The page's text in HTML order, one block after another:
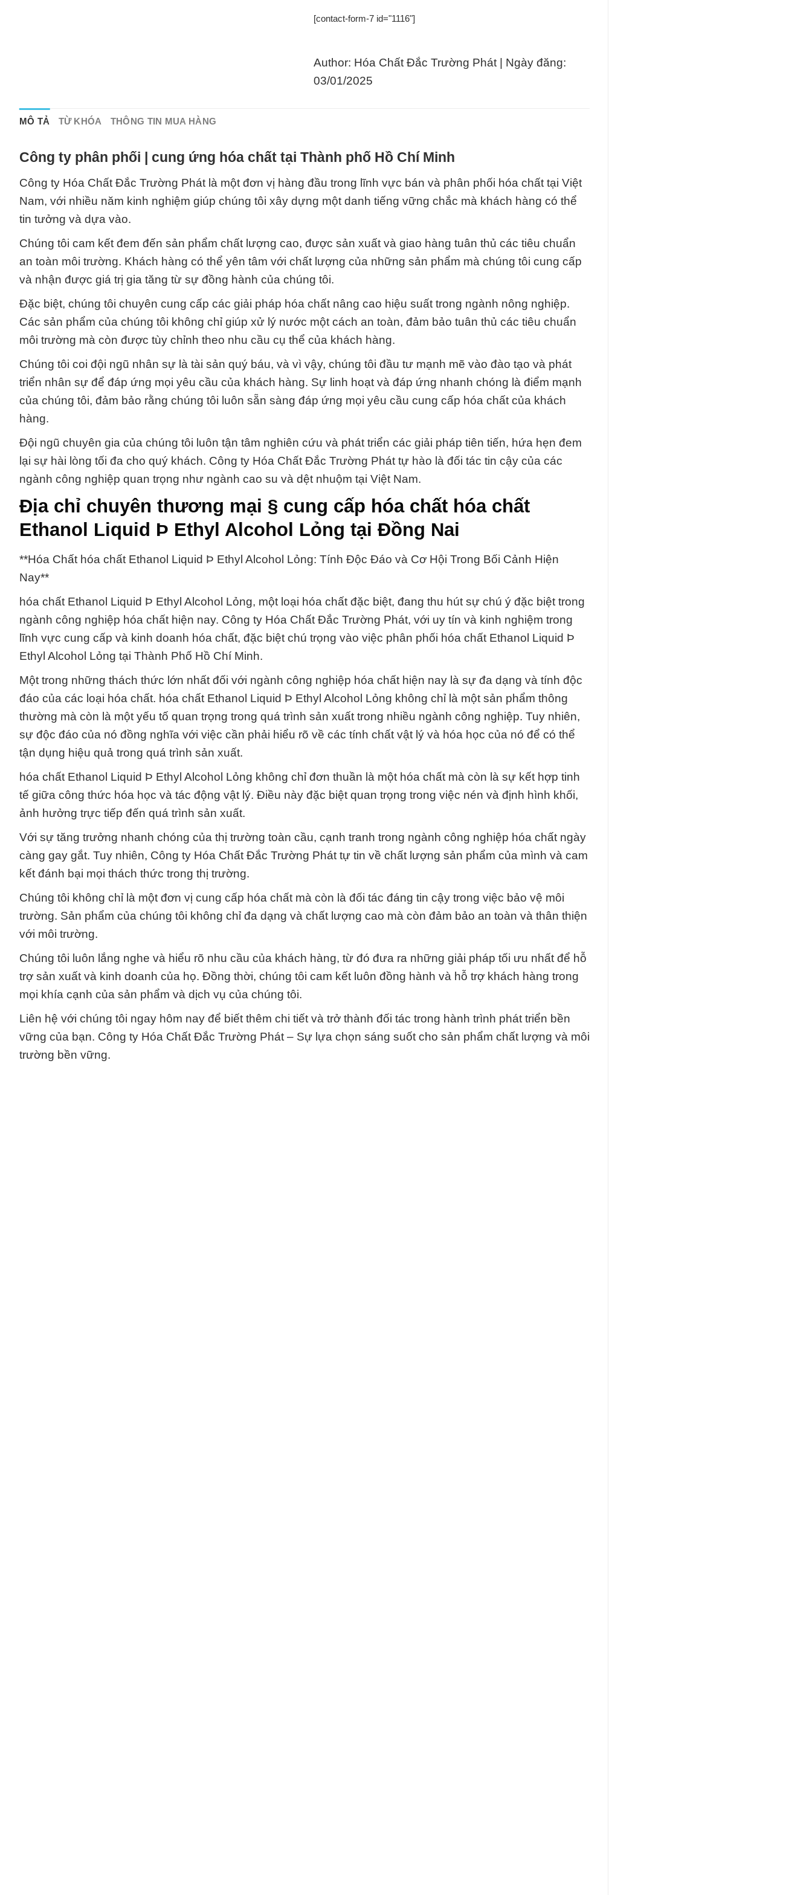
[contact-form-7 id="1116"]
Author: Hóa Chất Đắc Trường Phát | Ngày đăng:
03/01/2025
MÔ TẢ TỪ KHÓA THÔNG TIN MUA HÀNG
Công ty phân phối | cung ứng hóa chất tại Thành phố Hồ Chí Minh
Công ty Hóa Chất Đắc Trường Phát là một đơn vị hàng đầu trong lĩnh vực bán và phân phối hóa chất tại Việt
Nam, với nhiều năm kinh nghiệm giúp chúng tôi xây dựng một danh tiếng vững chắc mà khách hàng có thể
tin tưởng và dựa vào.
Chúng tôi cam kết đem đến sản phẩm chất lượng cao, được sản xuất và giao hàng tuân thủ các tiêu chuẩn
an toàn môi trường. Khách hàng có thể yên tâm với chất lượng của những sản phẩm mà chúng tôi cung cấp
và nhận được giá trị gia tăng từ sự đồng hành của chúng tôi.
Đặc biệt, chúng tôi chuyên cung cấp các giải pháp hóa chất nâng cao hiệu suất trong ngành nông nghiệp.
Các sản phẩm của chúng tôi không chỉ giúp xử lý nước một cách an toàn, đảm bảo tuân thủ các tiêu chuẩn
môi trường mà còn được tùy chỉnh theo nhu cầu cụ thể của khách hàng.
Chúng tôi coi đội ngũ nhân sự là tài sản quý báu, và vì vậy, chúng tôi đầu tư mạnh mẽ vào đào tạo và phát
triển nhân sự để đáp ứng mọi yêu cầu của khách hàng. Sự linh hoạt và đáp ứng nhanh chóng là điểm mạnh
của chúng tôi, đảm bảo rằng chúng tôi luôn sẵn sàng đáp ứng mọi yêu cầu cung cấp hóa chất của khách
hàng.
Đội ngũ chuyên gia của chúng tôi luôn tận tâm nghiên cứu và phát triển các giải pháp tiên tiến, hứa hẹn đem
lại sự hài lòng tối đa cho quý khách. Công ty Hóa Chất Đắc Trường Phát tự hào là đối tác tin cậy của các
ngành công nghiệp quan trọng như ngành cao su và dệt nhuộm tại Việt Nam.
Địa chỉ chuyên thương mại § cung cấp hóa chất hóa chất
Ethanol Liquid Þ Ethyl Alcohol Lỏng tại Đồng Nai
**Hóa Chất hóa chất Ethanol Liquid Þ Ethyl Alcohol Lỏng: Tính Độc Đáo và Cơ Hội Trong Bối Cảnh Hiện
Nay**
hóa chất Ethanol Liquid Þ Ethyl Alcohol Lỏng, một loại hóa chất đặc biệt, đang thu hút sự chú ý đặc biệt trong
ngành công nghiệp hóa chất hiện nay. Công ty Hóa Chất Đắc Trường Phát, với uy tín và kinh nghiệm trong
lĩnh vực cung cấp và kinh doanh hóa chất, đặc biệt chú trọng vào việc phân phối hóa chất Ethanol Liquid Þ
Ethyl Alcohol Lỏng tại Thành Phố Hồ Chí Minh.
Một trong những thách thức lớn nhất đối với ngành công nghiệp hóa chất hiện nay là sự đa dạng và tính độc
đáo của các loại hóa chất. hóa chất Ethanol Liquid Þ Ethyl Alcohol Lỏng không chỉ là một sản phẩm thông
thường mà còn là một yếu tố quan trọng trong quá trình sản xuất trong nhiều ngành công nghiệp. Tuy nhiên,
sự độc đáo của nó đồng nghĩa với việc cần phải hiểu rõ về các tính chất vật lý và hóa học của nó để có thể
tận dụng hiệu quả trong quá trình sản xuất.
hóa chất Ethanol Liquid Þ Ethyl Alcohol Lỏng không chỉ đơn thuần là một hóa chất mà còn là sự kết hợp tinh
tế giữa công thức hóa học và tác động vật lý. Điều này đặc biệt quan trọng trong việc nén và định hình khối,
ảnh hưởng trực tiếp đến quá trình sản xuất.
Với sự tăng trưởng nhanh chóng của thị trường toàn cầu, cạnh tranh trong ngành công nghiệp hóa chất ngày
càng gay gắt. Tuy nhiên, Công ty Hóa Chất Đắc Trường Phát tự tin về chất lượng sản phẩm của mình và cam
kết đánh bại mọi thách thức trong thị trường.
Chúng tôi không chỉ là một đơn vị cung cấp hóa chất mà còn là đối tác đáng tin cậy trong việc bảo vệ môi
trường. Sản phẩm của chúng tôi không chỉ đa dạng và chất lượng cao mà còn đảm bảo an toàn và thân thiện
với môi trường.
Chúng tôi luôn lắng nghe và hiểu rõ nhu cầu của khách hàng, từ đó đưa ra những giải pháp tối ưu nhất để hỗ
trợ sản xuất và kinh doanh của họ. Đồng thời, chúng tôi cam kết luôn đồng hành và hỗ trợ khách hàng trong
mọi khía cạnh của sản phẩm và dịch vụ của chúng tôi.
Liên hệ với chúng tôi ngay hôm nay để biết thêm chi tiết và trở thành đối tác trong hành trình phát triển bền
vững của bạn. Công ty Hóa Chất Đắc Trường Phát – Sự lựa chọn sáng suốt cho sản phẩm chất lượng và môi
trường bền vững.